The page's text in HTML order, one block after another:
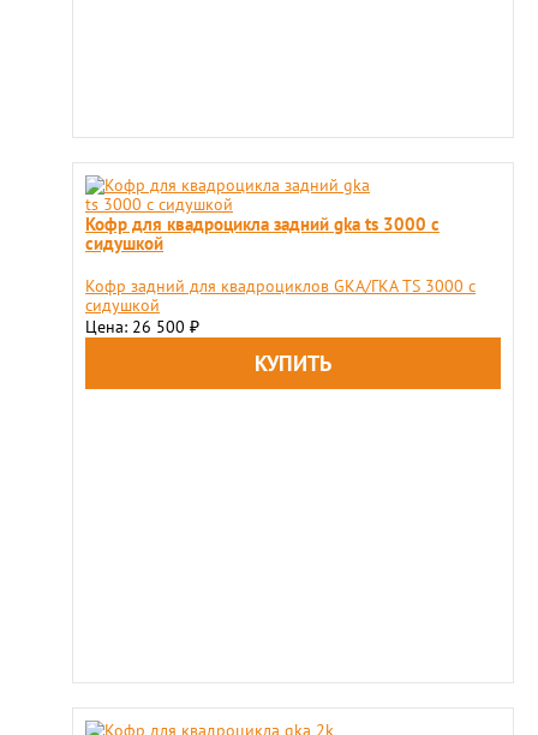
Кофр для квадроцикла задний gka ts 3000 с
сидушкой
​Кофр задний для квадроциклов GKA/ГКА TS 3000 с
сидушкой
Цена: 26 500 ₽